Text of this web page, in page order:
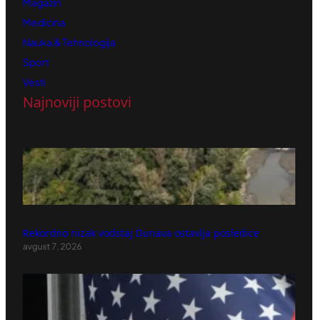
Medicina
Nauka & Tehnologija
Sport
Vesti
Najnoviji postovi
Rekordno nizak vodstaj Dunava ostavlja posledice
avgust 7, 2026